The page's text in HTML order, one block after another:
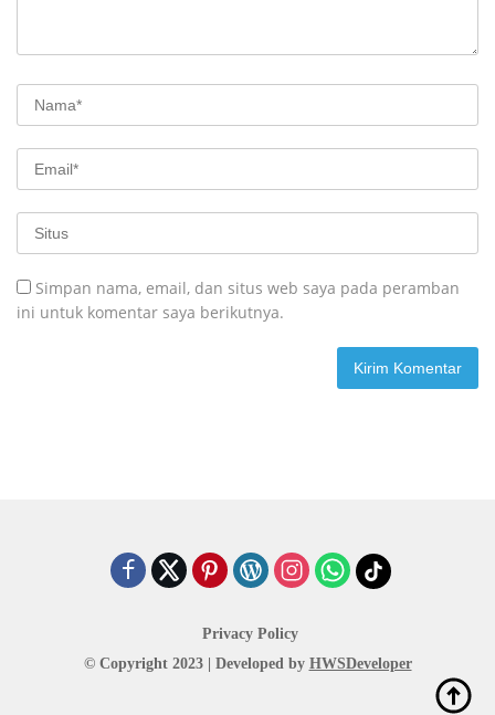
Simpan nama, email, dan situs web saya pada peramban
ini untuk komentar saya berikutnya.
Privacy Policy
© Copyright 2023 | Developed by HWSDeveloper